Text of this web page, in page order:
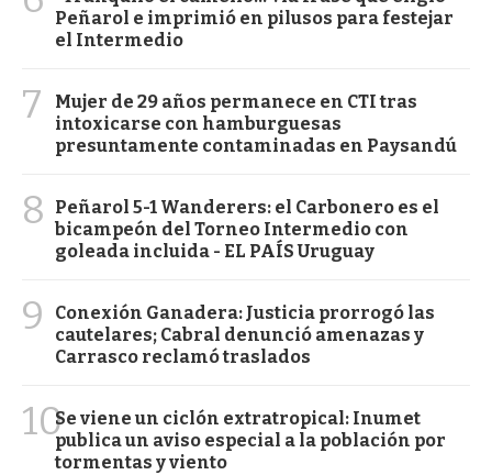
Peñarol e imprimió en pilusos para festejar
el Intermedio
7
Mujer de 29 años permanece en CTI tras
intoxicarse con hamburguesas
presuntamente contaminadas en Paysandú
8
Peñarol 5-1 Wanderers: el Carbonero es el
bicampeón del Torneo Intermedio con
goleada incluida - EL PAÍS Uruguay
9
Conexión Ganadera: Justicia prorrogó las
cautelares; Cabral denunció amenazas y
Carrasco reclamó traslados
10Se viene un ciclón extratropical: Inumet
publica un aviso especial a la población por
tormentas y viento